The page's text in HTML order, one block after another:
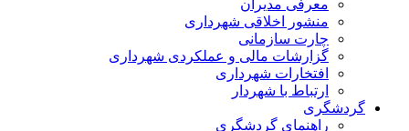
معرفی مدیران
منشور اخلاقی شهرداری
چارت سازمانی
گزارشات مالی و عملکردی شهرداری
افتخارات شهرداری
ارتباط با شهردار
راهنمای گردشگری